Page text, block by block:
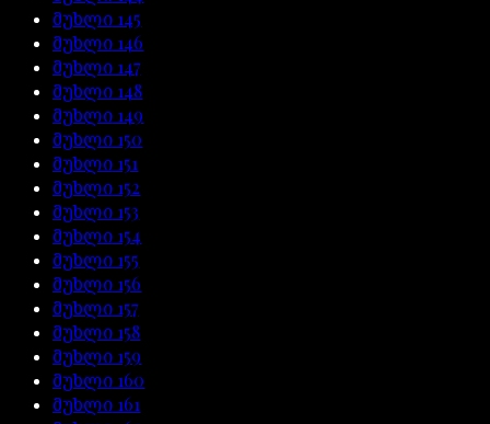
მუხლი 145
მუხლი 146
მუხლი 147
მუხლი 148
მუხლი 149
მუხლი 150
მუხლი 151
მუხლი 152
მუხლი 153
მუხლი 154
მუხლი 155
მუხლი 156
მუხლი 157
მუხლი 158
მუხლი 159
მუხლი 160
მუხლი 161